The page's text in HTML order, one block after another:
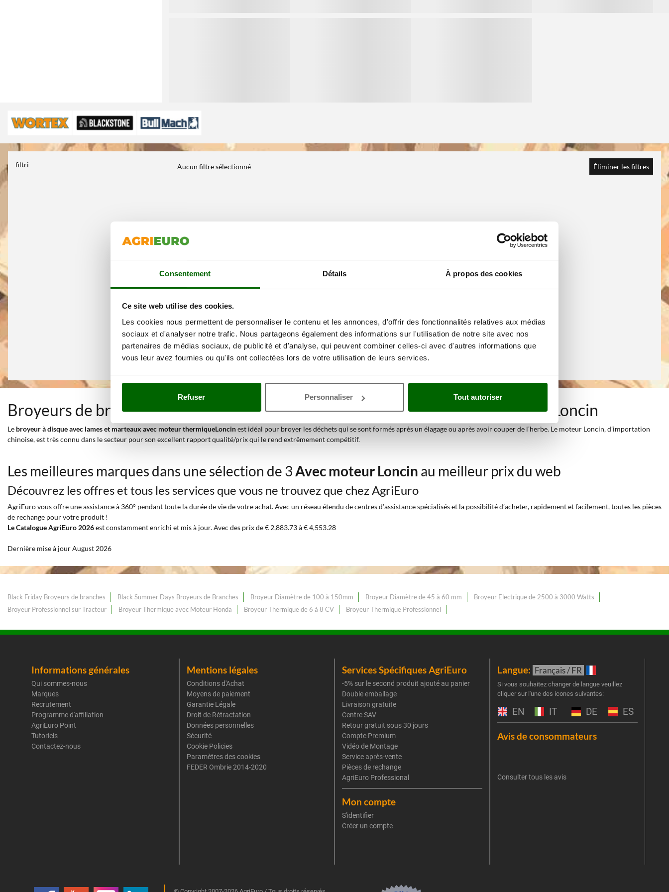
Consentement Détails À propos des cookies
Ce site web utilise des cookies.
Les cookies nous permettent de personnaliser le contenu et les annonces, d'offrir des fonctionnalités relatives aux médias
sociaux et d'analyser notre trafic. Nous partageons également des informations sur l'utilisation de notre site avec nos
partenaires de médias sociaux, de publicité et d'analyse, qui peuvent combiner celles-ci avec d'autres informations que
vous leur avez fournies ou qu'ils ont collectées lors de votre utilisation de leurs services.
Refuser Personnaliser Tout autoriser
filtri Aucun filtre sélectionné Éliminer les filtres
Broyeurs de branches à disque avec lames et marteaux avec moteur thermique Loncin
Le broyeur à disque avec lames et marteaux avec moteur thermiqueLoncinest idéal pour broyer les déchets qui se sont formés après un élagage ou après avoir couper de l’herbe. Le moteur Loncin, d’importation
chinoise, est très connu dans le secteur pour son excellent rapport qualité/prix qui le rend extrêmement compétitif.
Les meilleures marques dans une sélection de 3Avec moteur Loncin au meilleur prix du web
Découvrez les offres et tous les services que vous ne trouvez que chez AgriEuro
AgriEuro vous offre une assistance à 360° pendant toute la durée de vie de votre achat. Avec un réseau étendu de centres d’assistance spécialisés et la possibilité d’acheter, rapidement et facilement, toutes les pièces
de rechange pour votre produit !
Le Catalogue AgriEuro 2026est constamment enrichi et mis à jour. Avec des prix de € 2,883.73 à € 4,553.28
Dernière mise à jour August 2026
Black Friday Broyeurs de branches Black Summer Days Broyeurs de Branches Broyeur Diamètre de 100 à 150mm Broyeur Diamètre de 45 à 60 mm
Broyeur Electrique de 2500 à 3000 Watts
Broyeur Professionnel sur Tracteur
Broyeur Thermique avec Moteur Honda Broyeur Thermique de 6 à 8 CV Broyeur Thermique Professionnel
Informations générales
Qui sommes-nous
Marques
Recrutement
Programme d'affiliation
AgriEuro Point
Tutoriels
Contactez-nous
Mentions légales
Conditions d'Achat
Moyens de paiement
Garantie Légale
Droit de Rétractation
Données personnelles
Sécurité
Cookie Policies
Paramètres des cookies
FEDER Ombrie 2014-2020
Services Spécifiques AgriEuro
-5% sur le second produit ajouté au panier
Double emballage
Livraison gratuite
Centre SAV
Retour gratuit sous 30 jours
Compte Premium
Vidéo de Montage
Service après-vente
Pièces de rechange
AgriEuro Professional
Mon compte
S'identifier
Créer un compte
Langue: Français / FR
Si vous souhaitez changer de langue veuillez
cliquer sur l'une des icones suivantes:
EN IT DE ES
Avis de consommateurs
Consulter tous les avis